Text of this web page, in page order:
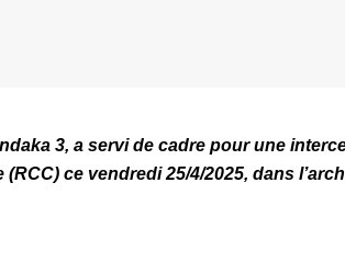
3, a servi de cadre pour une
ce vendredi 25/4/2025, dans